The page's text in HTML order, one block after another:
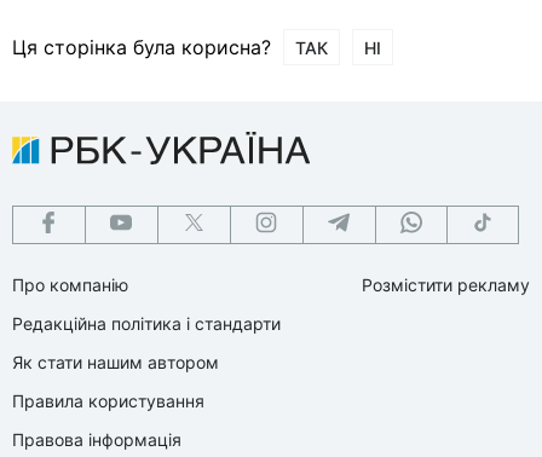
Ця сторінка була корисна? ТАК НІ
Про компанію
Редакційна політика і стандарти
Як стати нашим автором
Правила користування
Правова інформація
Розмістити рекламу